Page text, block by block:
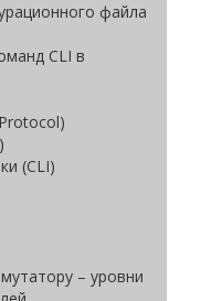
файла
CLI в
(CLI)
– уровни